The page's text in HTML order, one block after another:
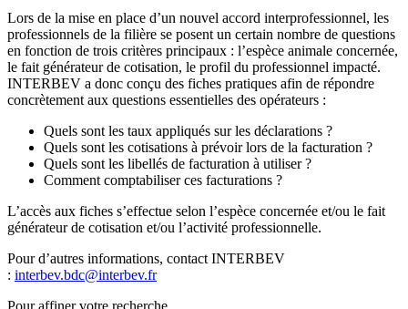
Lors de la mise en place d’un nouvel accord interprofessionnel, les
professionnels de la filière se posent un certain nombre de questions
en fonction de trois critères principaux : l’espèce animale concernée,
le fait générateur de cotisation, le profil du professionnel impacté.
INTERBEV a donc conçu des fiches pratiques afin de répondre
concrètement aux questions essentielles des opérateurs :
Quels sont les taux appliqués sur les déclarations ?
Quels sont les cotisations à prévoir lors de la facturation ?
Quels sont les libellés de facturation à utiliser ?
Comment comptabiliser ces facturations ?
L’accès aux fiches s’effectue selon l’espèce concernée et/ou le fait
générateur de cotisation et/ou l’activité professionnelle.
Pour d’autres informations, contact INTERBEV
: interbev.bdc@interbev.fr
Pour affiner votre recherche